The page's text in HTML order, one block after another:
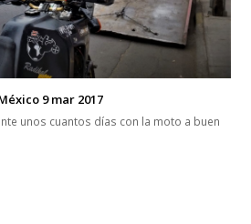
9 mar 2017
unos cuantos días con la moto a buen